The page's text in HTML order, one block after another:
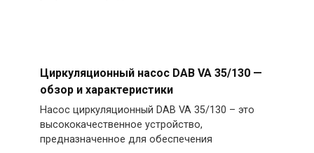
Циркуляционный насос DAB VA 35/130 —
обзор и характеристики
Насос циркуляционный DAB VA 35/130 – это
высококачественное устройство,
предназначенное для обеспечения